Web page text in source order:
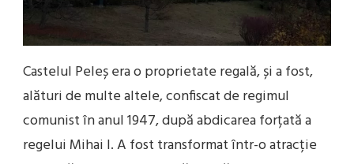
Castelul Peleș era o proprietate regală, și a fost,
alături de multe altele, confiscat de regimul
comunist în anul 1947, după abdicarea forțată a
regelui Mihai I. A fost transformat într-o atracție